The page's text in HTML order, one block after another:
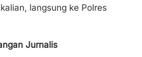
langsung ke Polres
Jurnalis